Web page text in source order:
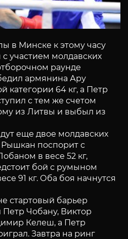
в Минске к этому часу
участием молдавских
раунде
армянина Ару
категории 64 кг, а Петр
с тем же счетом
из Литвы и выбыл из
еще двое молдавских
Рышкан поспорит с
в весе 52 кг,
бой с румыном
91 кг. Оба боя начнутся
стартовый барьер
Чобану, Виктор
Келеш, а Петр
Завтра на ринг